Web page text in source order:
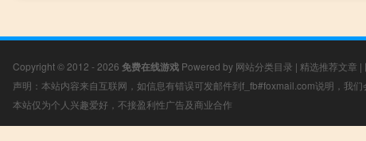
Copyright © 2012 - 2026 免费在线游戏 Powered by 网站分类目录 | 精选推荐文章 |
声明：本站内容来自互联网，如信息有错误可发邮件到f_fb#foxmail.com说明，我们
本站仅为个人兴趣爱好，不接盈利性广告及商业合作